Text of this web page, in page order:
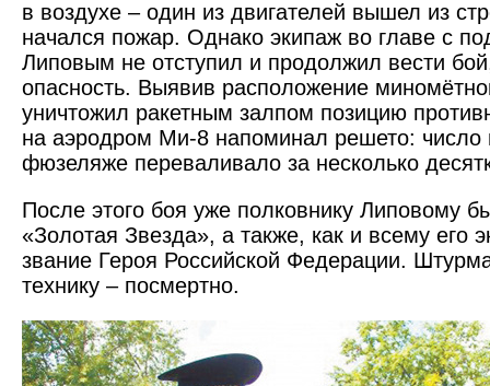
в воздухе – один из двигателей вышел из
начался пожар. Однако экипаж во главе с
Липовым не отступил и продолжил вести
опасность. Выявив расположение
уничтожил ракетным залпом позицию
на аэродром Ми‑8 напоминал решето: число
фюзеляже переваливало за несколько
После этого боя уже полковнику Липовому
«Золотая Звезда», а также, как и всему его
звание Героя Российской Федерации.
технику – по­смертно.